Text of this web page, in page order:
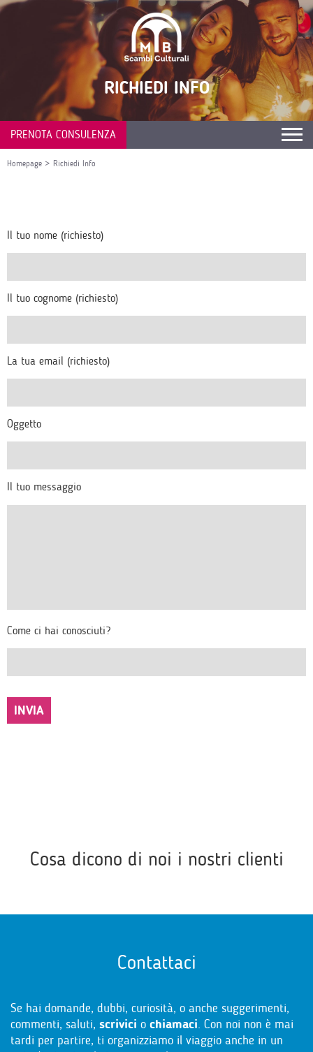
RICHIEDI INFO
PRENOTA CONSULENZA
Homepage > Richiedi Info
Il tuo nome (richiesto)
Il tuo cognome (richiesto)
La tua email (richiesto)
Oggetto
Il tuo messaggio
Come ci hai conosciuti?
Cosa dicono di noi i nostri clienti
Contattaci
Se hai domande, dubbi, curiosità, o anche suggerimenti,
commenti, saluti, scrivici o chiamaci. Con noi non è mai
tardi per partire, ti organizziamo il viaggio anche in un